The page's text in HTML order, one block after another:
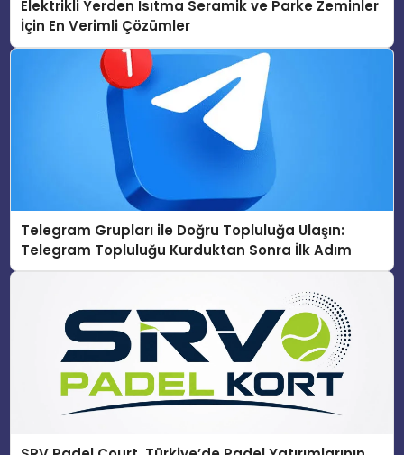
Elektrikli Yerden Isıtma Seramik ve Parke Zeminler
İçin En Verimli Çözümler
Telegram Grupları ile Doğru Topluluğa Ulaşın:
Telegram Topluluğu Kurduktan Sonra İlk Adım